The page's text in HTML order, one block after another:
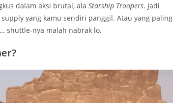
dalam aksi brutal, ala Starship Troopers. Jadi
yang kamu sendiri panggil. Atau yang paling
shuttle-nya malah nabrak lo.